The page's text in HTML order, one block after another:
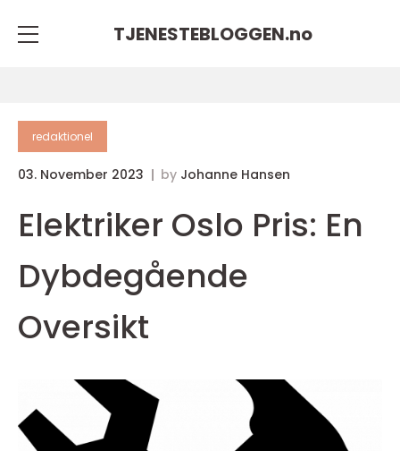
TJENESTEBLOGGEN.no
redaktionel
03. November 2023 by Johanne Hansen
Elektriker Oslo Pris: En
Dybdegående
Oversikt